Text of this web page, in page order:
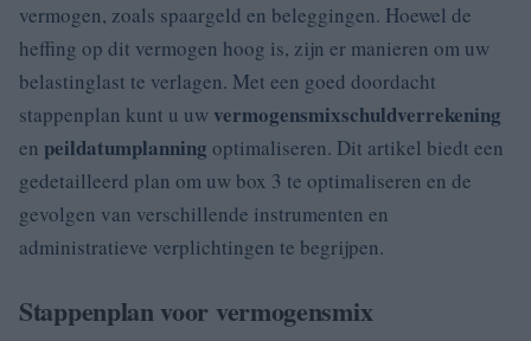
vermogen, zoals spaargeld en beleggingen. Hoewel de
heffing op dit vermogen hoog is, zijn er manieren om uw
belastinglast te verlagen. Met een goed doordacht
stappenplan kunt u uw vermogensmixschuldverrekening
en peildatumplanning optimaliseren. Dit artikel biedt een
gedetailleerd plan om uw box 3 te optimaliseren en de
gevolgen van verschillende instrumenten en
administratieve verplichtingen te begrijpen.
Stappenplan voor vermogensmix